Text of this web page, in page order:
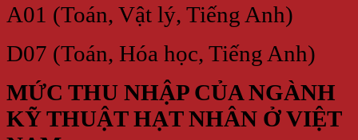
A01 (Toán, Vật lý, Tiếng Anh)
D07 (Toán, Hóa học, Tiếng Anh)
MỨC THU NHẬP CỦA NGÀNH
KỸ THUẬT HẠT NHÂN Ở VIỆT